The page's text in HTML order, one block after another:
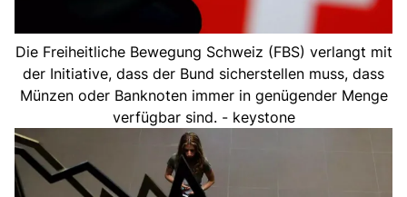
Die Freiheitliche Bewegung Schweiz (FBS) verlangt mit
der Initiative, dass der Bund sicherstellen muss, dass
Münzen oder Banknoten immer in genügender Menge
verfügbar sind. - keystone